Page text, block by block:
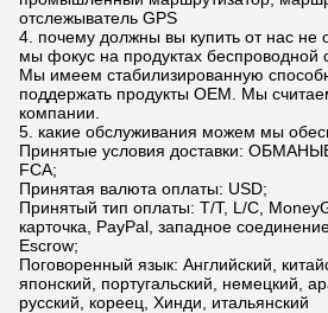
отслежыватель GPS
4. почему должны вы купить от нас не
мы фокус на продуктах беспроводной
Мы имеем стабилизированную
поддержать продукты OEM. Мы
компании.
5. какие обслуживания можем мы
Принятые условия доставки:
FCA;
Принятая валюта оплаты: USD;
Принятый тип оплаты: T/T, L/C,
карточка, PayPal, западное
Escrow;
Поговоренный язык: Английский,
японский, португальский, немецкий,
русский, кореец, Хинди, итальянский